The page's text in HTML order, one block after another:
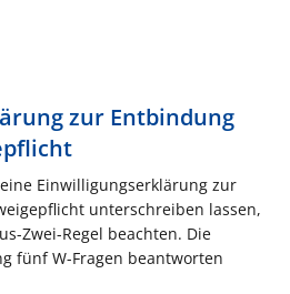
zur Entbindung
Einwilligungserklärung zur
unterschreiben lassen,
Zwei-Regel beachten. Die
fünf W-Fragen beantworten